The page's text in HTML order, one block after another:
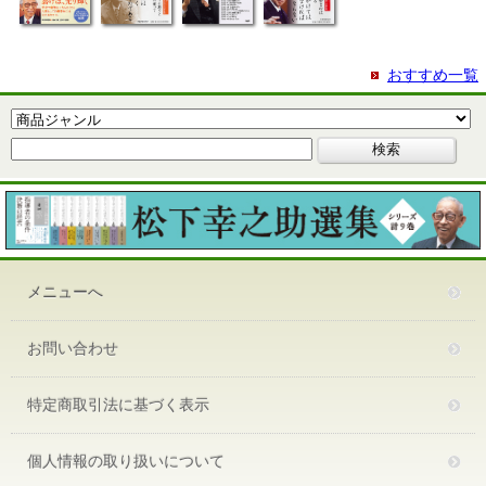
おすすめ一覧
メニューへ
お問い合わせ
特定商取引法に基づく表示
個人情報の取り扱いについて